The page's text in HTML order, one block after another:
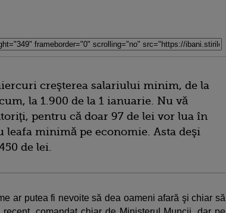
creşterea salariului minim, de la
la 1.900 de la 1 ianuarie. Nu vă
pentru că doar 97 de lei vor lua în
leafa minimă pe economie. Asta deşi
de lei.
ar putea fi nevoite să dea oameni afară şi chiar să